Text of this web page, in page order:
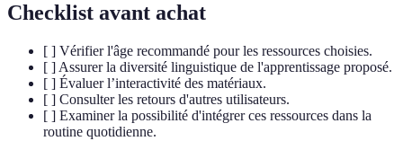
Checklist avant achat
[ ] Vérifier l'âge recommandé pour les ressources choisies.
[ ] Assurer la diversité linguistique de l'apprentissage proposé.
[ ] Évaluer l’interactivité des matériaux.
[ ] Consulter les retours d'autres utilisateurs.
[ ] Examiner la possibilité d'intégrer ces ressources dans la
routine quotidienne.